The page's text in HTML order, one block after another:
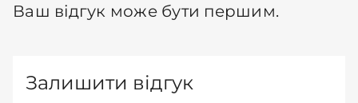
Ваш відгук може бути першим.
Залишити відгук